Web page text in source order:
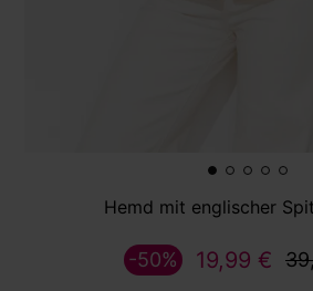
Hemd mit englischer
19,99 €
-50%